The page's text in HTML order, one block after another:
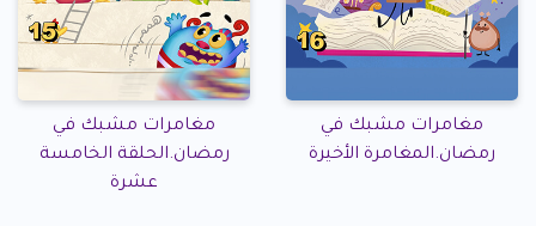
مغامرات مشبك في
رمضان.المغامرة الأخيرة
مغامرات مشبك في
رمضان.الحلقة الخامسة
عشرة